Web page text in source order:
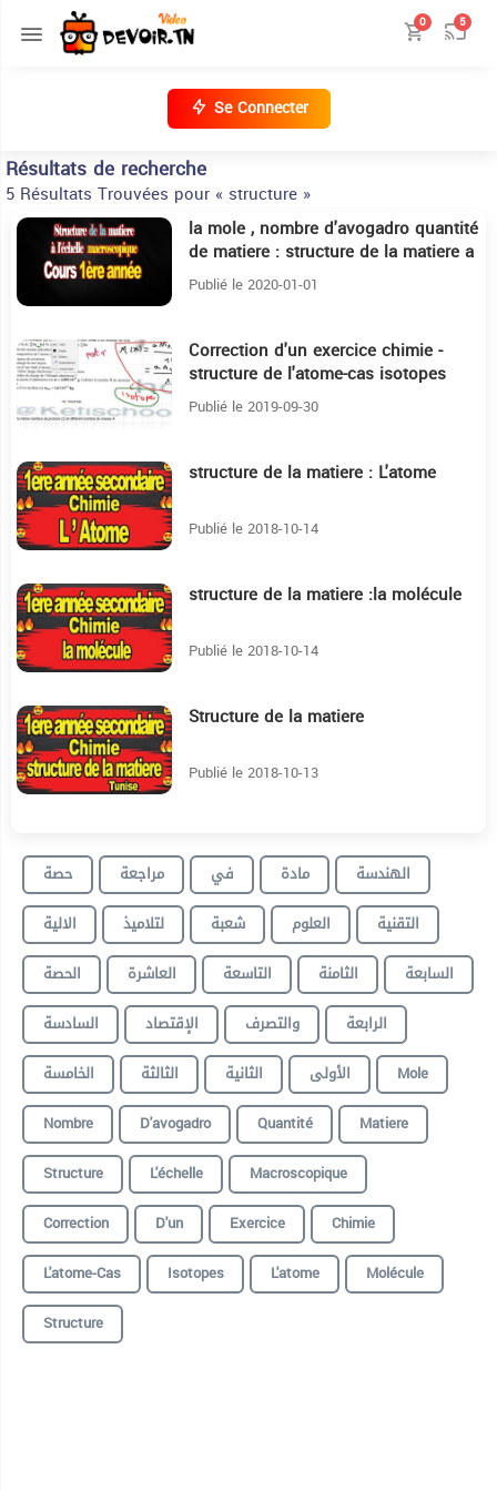
0 5
Se Connecter
Résultats de recherche
5 Résultats Trouvées pour « structure »
la mole , nombre d'avogadro quantité
de matiere : structure de la matiere a
l'échelle macroscopique
Publié le 2020-01-01
28:4 Correction d'un exercice chimie -
structure de l'atome-cas isotopes
Publié le 2019-09-30
7:9 structure de la matiere : L'atome
Publié le 2018-10-14
5:43 structure de la matiere :la molécule
Publié le 2018-10-14
5:40 Structure de la matiere
Publié le 2018-10-13
حصة مراجعة في مادة
الهندسة
الالية
لتلاميذ شعبة العلوم
التقنية
الحصة
العاشرة التاسعة الثامنة
السابعة
السادسة
الإقتصاد والتصرف
الرابعة
الخامسة
الثالثة الثانية الأولى
Mole
Nombre
D'avogadro Quantité
Matiere
Structure
L'échelle
Macroscopique
Correction
D'un Exercice
Chimie
L'atome-Cas
Isotopes L'atome
Molécule
Structure